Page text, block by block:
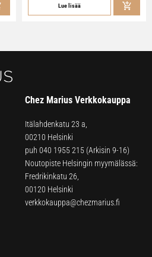
Lue lisää
Chez Marius Verkkokauppa
Itälahdenkatu 23 a,
00210 Helsinki
puh 040 1955 215 (Arkisin 9-16)
Noutopiste Helsingin myymälässä:
Fredrikinkatu 26,
00120 Helsinki
verkkokauppa@chezmarius.fi